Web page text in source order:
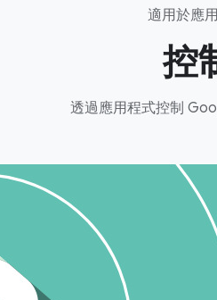
適用於應
控
透過應用程式控制